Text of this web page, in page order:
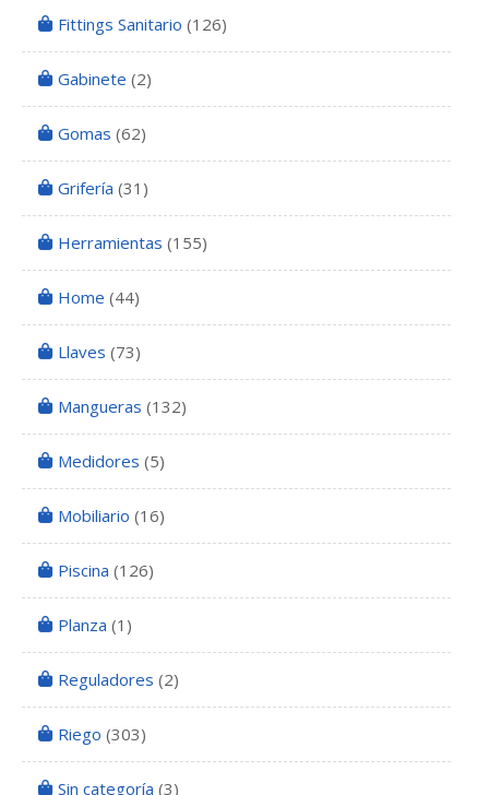
Fittings Sanitario (126)
Gabinete (2)
Gomas (62)
Grifería (31)
Herramientas (155)
Home (44)
Llaves (73)
Mangueras (132)
Medidores (5)
Mobiliario (16)
Piscina (126)
Planza (1)
Reguladores (2)
Riego (303)
Sin categoría (3)